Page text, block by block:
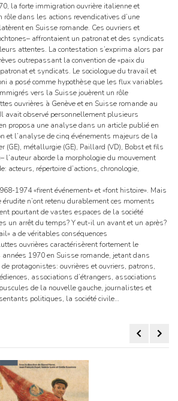
la forte immigration ouvrière italienne et
rôle dans les actions revendicatives d’une
en Suisse romande. Ces ouvriers et
affrontaient un patronat et des syndicats
attentes. La contestation s’exprima alors par
outrepassant la convention de «paix du
et syndicats. Le sociologue du travail et
a posé comme hypothèse que les flux variables
vers la Suisse jouèrent un rôle
ouvrières à Genève et en Suisse romande au
avait observé personnellement plusieurs
proposa une analyse dans un article publié en
et l’analyse de cinq événements majeurs de la
(GE), métallurgie (GE), Paillard (VD), Bobst et fils
l’auteur aborde la morphologie du mouvement
acteurs, répertoire d’actions, chronologie,
1974 «firent événement» et «font histoire». Mais
n’ont retenu durablement ces moments
pourtant de vastes espaces de la société
un arrêt du temps? Y eut-il un avant et un après?
a de véritables conséquences
ouvrières caractérisèrent fortement le
années 1970 en Suisse romande, jetant dans
protagonistes: ouvrières et ouvriers, patrons,
associations d’étrangers, associations
de la nouvelle gauche, journalistes et
politiques, la société civile…